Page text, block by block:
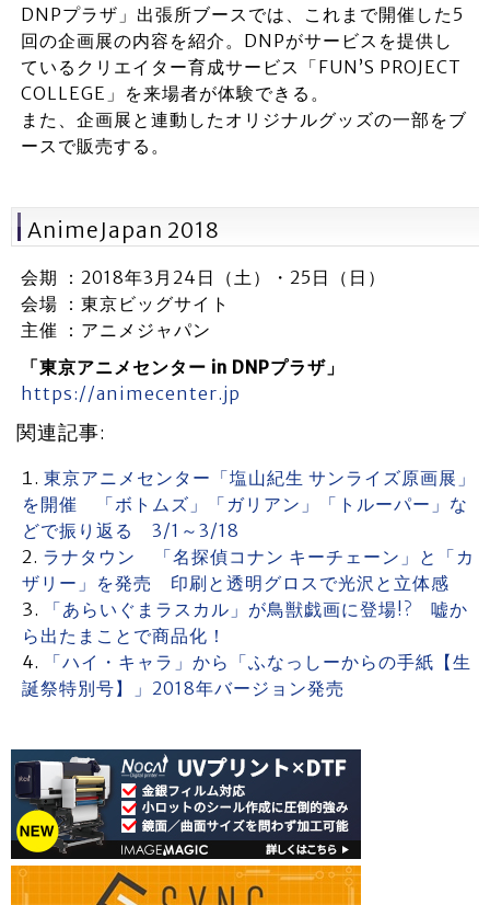
DNPプラザ」出張所ブースでは、これまで開催した5
回の企画展の内容を紹介。DNPがサービスを提供し
ているクリエイター育成サービス「FUN’S PROJECT
COLLEGE」を来場者が体験できる。
また、企画展と連動したオリジナルグッズの一部をブ
ースで販売する。
AnimeJapan 2018
会期 ：2018年3月24日（土）・25日（日）
会場 ：東京ビッグサイト
主催 ：アニメジャパン
「東京アニメセンター in DNPプラザ」
https://animecenter.jp
関連記事:
東京アニメセンター「塩山紀生 サンライズ原画展」
を開催 「ボトムズ」「ガリアン」「トルーパー」な
どで振り返る 3/1～3/18
ラナタウン 「名探偵コナン キーチェーン」と「カ
ザリー」を発売 印刷と透明グロスで光沢と立体感
「あらいぐまラスカル」が鳥獣戯画に登場!? 嘘か
ら出たまことで商品化！
「ハイ・キャラ」から「ふなっしーからの手紙【生
誕祭特別号】」2018年バージョン発売